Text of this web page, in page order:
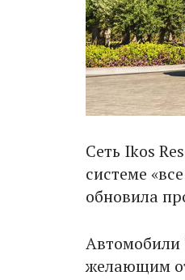
Сеть Ikos
системе
обновила
Автомобили
желающим